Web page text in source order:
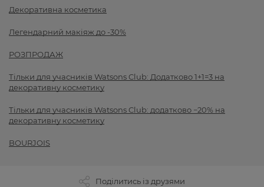
Декоративна косметика
Легендарний макіяж до -30%
РОЗПРОДАЖ
Тільки для учасників Watsons Club: Додатково 1+1=3 на
декоративну косметику
Тільки для учасників Watsons Club: додатково −20% на
декоративну косметику
BOURJOIS
Поділитись із друзями